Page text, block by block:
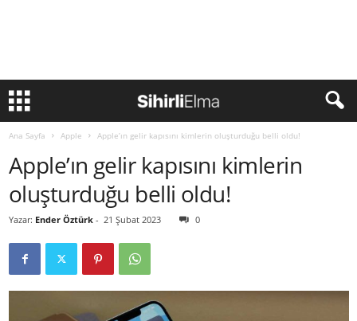
Ana Sayfa Apple Apple’ın gelir kapısını kimlerin oluşturduğu belli oldu!
Apple’ın gelir kapısını kimlerin
oluşturduğu belli oldu!
Yazar: Ender Öztürk - 21 Şubat 2023 0